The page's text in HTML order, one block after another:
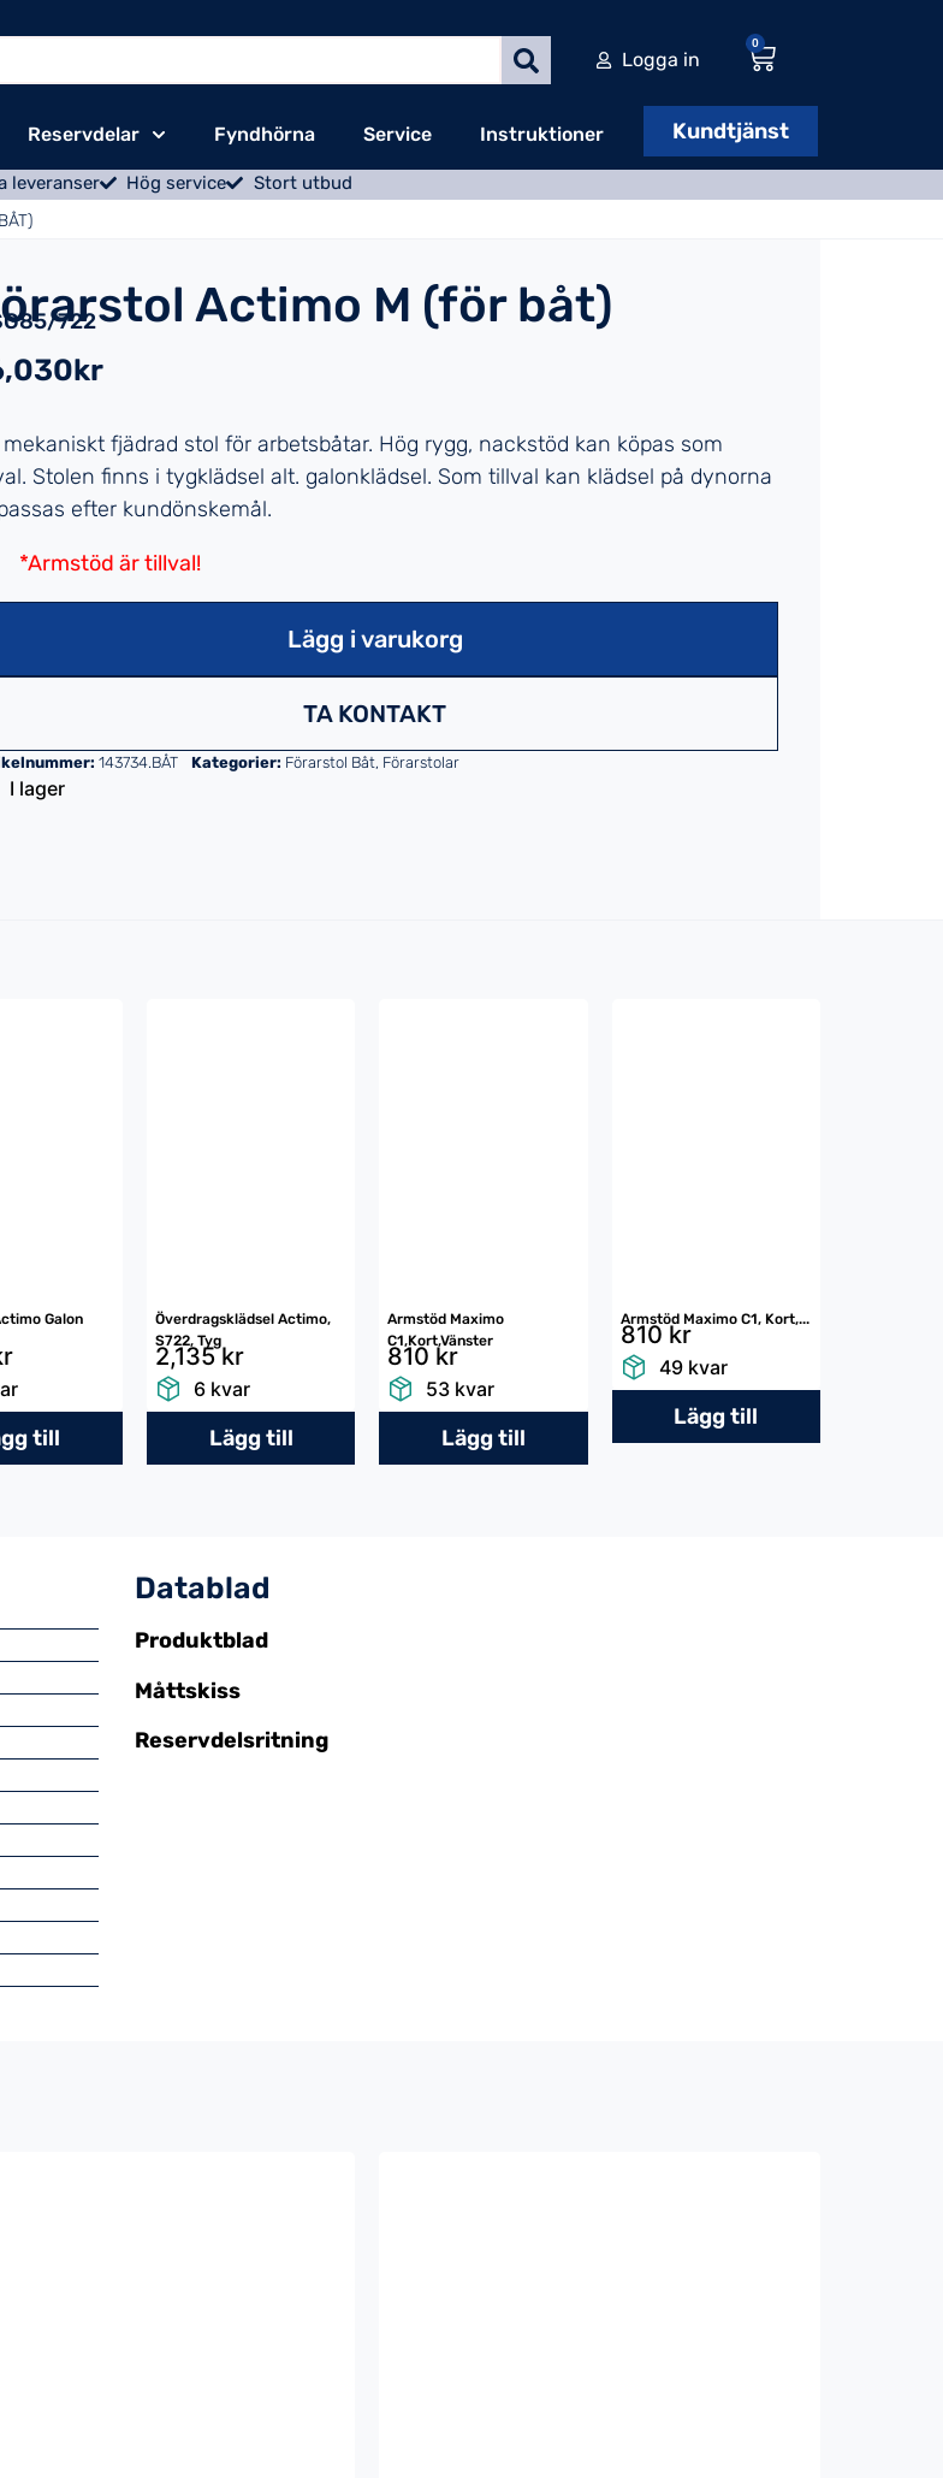
Logga in
0
Reservdelar Fyndhörna Service Instruktioner Kundtjänst
leveranser Hög service Stort utbud
Actimo M (för båt)
722
mekaniskt fjädrad stol för arbetsbåtar. Hög rygg, nackstöd kan köpas som
Stolen finns i tygklädsel alt. galonklädsel. Som tillval kan klädsel på dynorna
efter kundönskemål.
*Armstöd är tillval!
Lägg i varukorg
TA KONTAKT
143734.BÅT Kategorier: Förarstol Båt, Förarstolar
I lager
Galon
till
Överdragsklädsel Actimo,
S722, Tyg
2,135 kr
6 kvar
Lägg till
Armstöd Maximo
C1,Kort,Vänster
810 kr
53 kvar
Lägg till
Armstöd Maximo C1, Kort,...
810 kr
49 kvar
Lägg till
Datablad
Produktblad
Måttskiss
Reservdelsritning